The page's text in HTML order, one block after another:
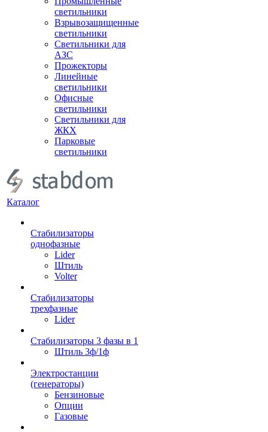
светильники
Взрывозащищенные
светильники
Светильники для
АЗС
Прожекторы
Линейные
светильники
Офисные
светильники
Светильники для
ЖКХ
Парковые
светильники
Каталог
Стабилизаторы
однофазные
Lider
Штиль
Volter
Стабилизаторы
трехфазные
Lider
Стабилизаторы 3 фазы в 1
Штиль 3ф/1ф
Электростанции
(генераторы)
Бензиновые
Опции
Газовые